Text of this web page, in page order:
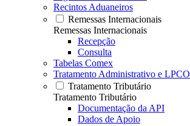
Recintos Aduaneiros
Remessas Internacionais
Remessas Internacionais
Recepção
Consulta
Tabelas Comex
Tratamento Administrativo e LPCO
Tratamento Tributário
Tratamento Tributário
Documentação da API
Dados de Apoio